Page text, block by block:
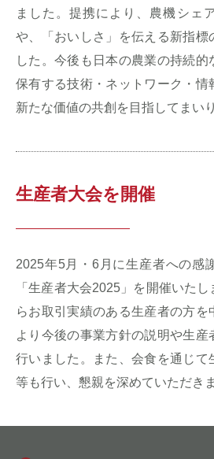
ました。提携により、農機シェ
や、「おいしさ」を伝える新指標
した。今後も日本の農業の持続
保有する技術・ネットワーク・情
新たな価値の共創を目指してまい
生産者大会を開催
2025年5月・6月に生産者への感
「生産者大会2025」を開催いた
らお取引実績のある生産者の方を
より今後の事業方針の説明や生産
行いました。また、会食を通じて
等も行い、懇親を深めていただき